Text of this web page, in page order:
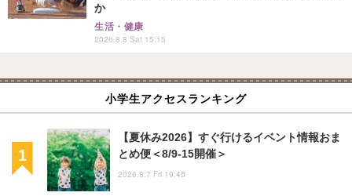
か
生活・健康
2026.8.8 Sat 15:15
小学生アクセスランキング
【夏休み2026】すぐ行けるイベント情報おま
とめ便＜8/9-15開催＞
2026.8.7 Fri 19:45